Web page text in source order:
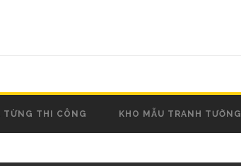
TỪNG THI CÔNG KHO MẪU TRANH TƯỜNG